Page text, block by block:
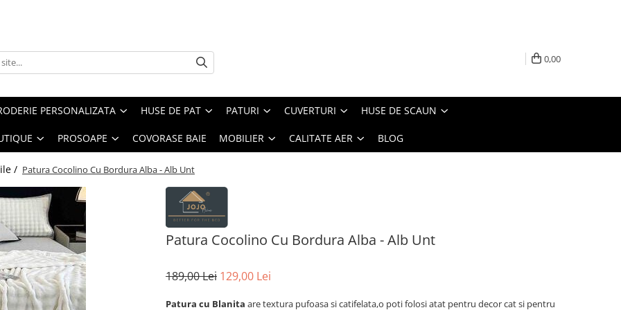
0,00
PERSONALIZATA HUSE DE PAT PATURI CUVERTURI HUSE DE SCAUN
PROSOAPE COVORASE BAIE MOBILIER CALITATE AER BLOG
/ Patura Cocolino Cu Bordura Alba - Alb Unt
Patura Cocolino Cu Bordura Alba - Alb Unt
189,00 Lei 129,00 Lei
Patura cu Blanita are textura pufoasa si catifelata,o poti folosi atat pentru decor cat si pentru